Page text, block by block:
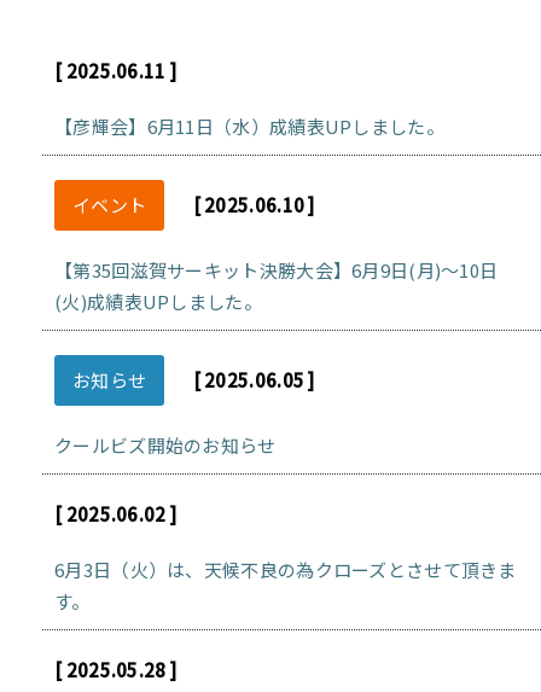
[ 2025.06.11 ]
【彦輝会】6月11日（水）成績表UPしました。
イベント [ 2025.06.10 ]
【第35回滋賀サーキット決勝大会】6月9日(月)～10日
(火)成績表UPしました。
お知らせ [ 2025.06.05 ]
クールビズ開始のお知らせ
[ 2025.06.02 ]
6月3日（火）は、天候不良の為クローズとさせて頂きま
す。
[ 2025.05.28 ]